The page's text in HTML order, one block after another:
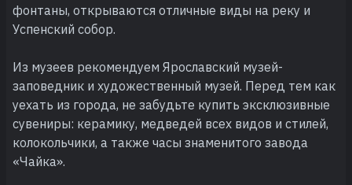
фонтаны, открываются отличные виды на реку и
Успенский собор.
Из музеев рекомендуем Ярославский музей-
заповедник и художественный музей. Перед тем как
уехать из города, не забудьте купить эксклюзивные
сувениры: керамику, медведей всех видов и стилей,
колокольчики, а также часы знаменитого завода
«Чайка».